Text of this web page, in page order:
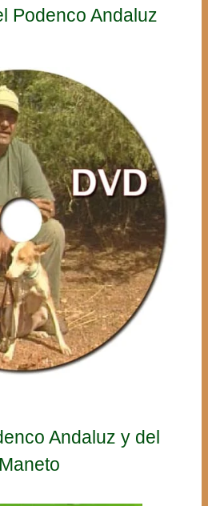
Podenco Andaluz
Andaluz y del
Maneto